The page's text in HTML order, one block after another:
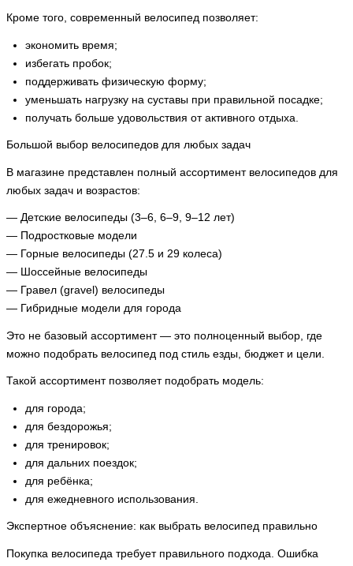
Кроме того, современный велосипед позволяет:
экономить время;
избегать пробок;
поддерживать физическую форму;
уменьшать нагрузку на суставы при правильной посадке;
получать больше удовольствия от активного отдыха.
Большой выбор велосипедов для любых задач
В магазине представлен полный ассортимент велосипедов для
любых задач и возрастов:
— Детские велосипеды (3–6, 6–9, 9–12 лет)
— Подростковые модели
— Горные велосипеды (27.5 и 29 колеса)
— Шоссейные велосипеды
— Гравел (gravel) велосипеды
— Гибридные модели для города
Это не базовый ассортимент — это полноценный выбор, где
можно подобрать велосипед под стиль езды, бюджет и цели.
Такой ассортимент позволяет подобрать модель:
для города;
для бездорожья;
для тренировок;
для дальних поездок;
для ребёнка;
для ежедневного использования.
Экспертное объяснение: как выбрать велосипед правильно
Покупка велосипеда требует правильного подхода. Ошибка